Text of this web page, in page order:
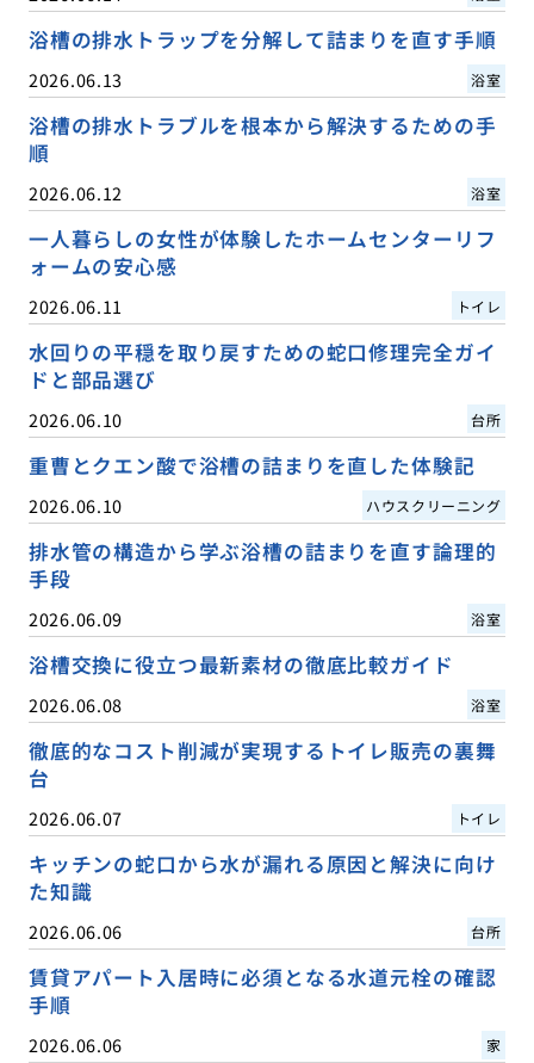
浴槽の排水トラップを分解して詰まりを直す手順
2026.06.13 浴室
浴槽の排水トラブルを根本から解決するための手
順
2026.06.12 浴室
一人暮らしの女性が体験したホームセンターリフ
ォームの安心感
2026.06.11 トイレ
水回りの平穏を取り戻すための蛇口修理完全ガイ
ドと部品選び
2026.06.10 台所
重曹とクエン酸で浴槽の詰まりを直した体験記
2026.06.10 ハウスクリーニング
排水管の構造から学ぶ浴槽の詰まりを直す論理的
手段
2026.06.09 浴室
浴槽交換に役立つ最新素材の徹底比較ガイド
2026.06.08 浴室
徹底的なコスト削減が実現するトイレ販売の裏舞
台
2026.06.07 トイレ
キッチンの蛇口から水が漏れる原因と解決に向け
た知識
2026.06.06 台所
賃貸アパート入居時に必須となる水道元栓の確認
手順
2026.06.06 家